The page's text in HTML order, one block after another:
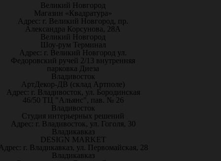
Великий Новгород
Магазин «Квадратура»
Адрес: г. Великий Новгород, пр.
Александра Корсунова, 28А
Великий Новгород
Шоу-рум Терминал
Адрес: г. Великий Новгород ул.
Федоровский ручей 2/13 внутренняя
парковка Диеза
Владивосток
АртДекор-ДВ (склад Артполе)
Адрес: г. Владивосток, ул. Бородинская
46/50 ТЦ "Альянс", пав. № 26
Владивосток
Студия интерьерных решений
Адрес: г. Владивосток, ул. Гоголя, 30
Владикавказ
DESIGN MARKET
г. Владикавказ, ул. Первомайская, 28
Владикавказ